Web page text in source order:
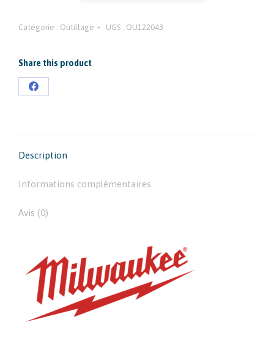
-
-
Arbre
9,5mm
Catégorie : Outillage UGS : OU122043
Share this product
Partager
Description
Informations complémentaires
Avis (0)